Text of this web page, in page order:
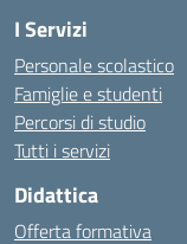
I Servizi
Personale scolastico
Famiglie e studenti
Percorsi di studio
Tutti i servizi
Didattica
Offerta formativa